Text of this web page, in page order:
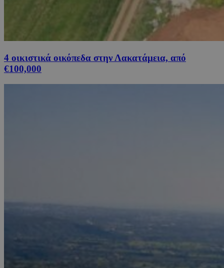
4 οικιστικά οικόπεδα στην Λακατάμεια, από
€100,000